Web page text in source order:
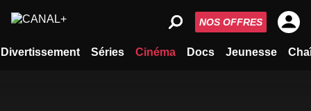
Divertissement Séries Cinéma Docs Jeunesse
NOS OFFRES